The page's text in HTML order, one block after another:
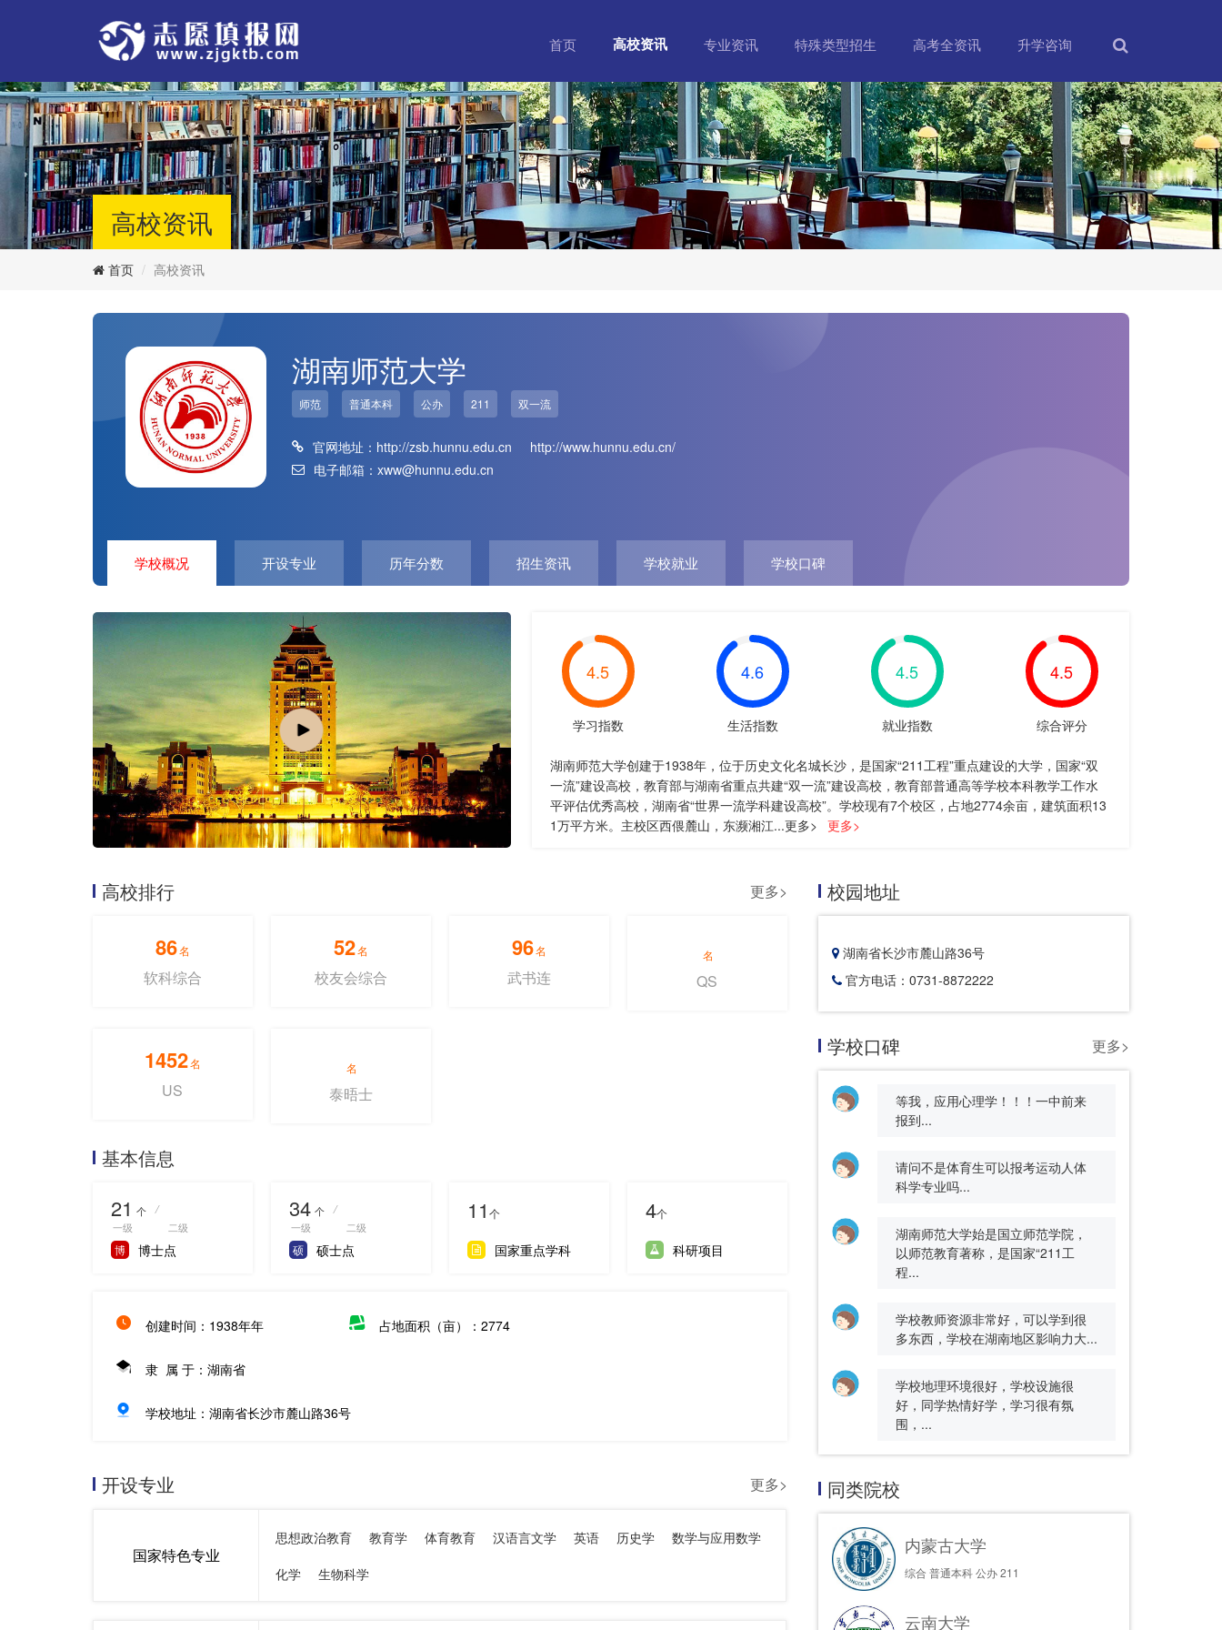
首页 高校资讯 专业资讯 特殊类型招生 高考全资讯 升学咨询
高校资讯
首页 高校资讯
湖南师范大学
师范 普通本科 公办 211 双一流
官网地址： http://zsb.hunnu.edu.cn
http://www.hunnu.edu.cn/
电子邮箱：xww@hunnu.edu.cn
学校概况 开设专业 历年分数 招生资讯 学校就业 学校口碑
4.5
学习指数
4.6
生活指数
4.5
就业指数
4.5
综合评分
湖南师范大学创建于1938年，位于历史文化名城长沙，是国家“211工程”重点建设的大学，国家“双
一流”建设高校，教育部与湖南省重点共建“双一流”建设高校，教育部普通高等学校本科教学工作水
平评估优秀高校，湖南省“世界一流学科建设高校”。学校现有7个校区，占地2774余亩，建筑面积13
1万平方米。主校区西偎麓山，东濒湘江...更多>
更多>
高校排行 更多>
86名
软科综合
52名
校友会综合
96名
武书连
名
QS
1452名
US
名
泰晤士
基本信息
21 个
一级
/
二级
博 博士点
34 个
一级
/
二级
硕 硕士点
11 个
国家重点学科
4个
科研项目
创建时间：1938年年 占地面积（亩）：2774
隶 属 于：湖南省
学校地址：湖南省长沙市麓山路36号
开设专业 更多>
国家特色专业
思想政治教育 教育学 体育教育 汉语言文学 英语 历史学
数学与应用数学
化学
生物科学
校园地址
湖南省长沙市麓山路36号
官方电话：0731-8872222
学校口碑 更多>
等我，应用心理学！！！一中前来
报到...
请问不是体育生可以报考运动人体
科学专业吗...
湖南师范大学始是国立师范学院，
以师范教育著称，是国家“211工
程...
学校教师资源非常好，可以学到很
多东西，学校在湖南地区影响力大...
学校地理环境很好，学校设施很
好，同学热情好学，学习很有氛
围，...
同类院校
内蒙古大学
综合 普通本科公办211
云南大学